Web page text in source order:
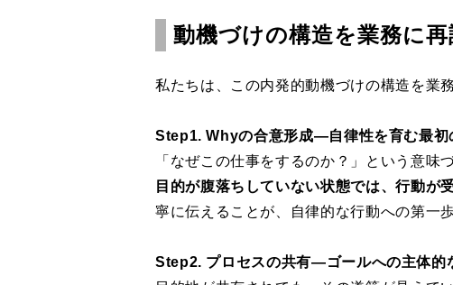
動機づけの構造を業務に再
私たちは、この内発的動機づけの構造を業
Step1. Whyの合意形成―自律性を育む最初
「なぜこの仕事をするのか？」という意
目的が腹落ちしていない状態では、行動が
寧に伝えることが、自律的な行動への第一
Step2. プロセスの共有―ゴールへの主体的